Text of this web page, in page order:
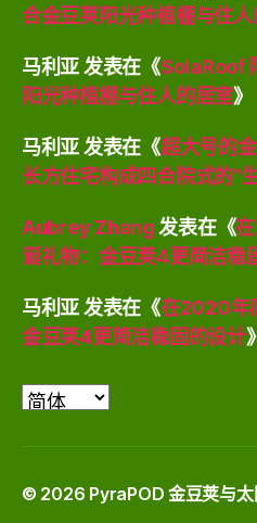
合金豆荚阳光种植棚与住
马利亚发表在《SolaRoof
阳光种植棚与住人的居室》
马利亚发表在《超大号的
长方住宅构成四合院式的“
Aubrey Zhang发表在《
诞礼物：金豆荚4更简洁稳
马利亚发表在《在2020年
金豆荚4更简洁稳固的设计》
选
语
© 2026 PyraPOD 金豆荚与